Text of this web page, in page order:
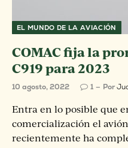
EL MUNDO DE LA AVIACIÓN
COMAC fija la
C919 para 2023
10 agosto, 2022 1 Por
Entra en lo posible que
comercialización el
recientemente ha